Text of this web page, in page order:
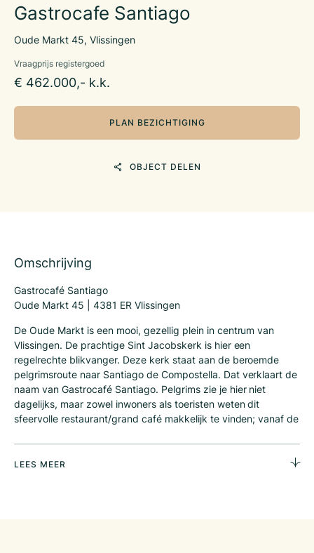
Gastrocafe Santiago
Oude Markt 45, Vlissingen
Vraagprijs registergoed
€ 462.000,- k.k.
PLAN BEZICHTIGING
OBJECT DELEN
Omschrijving
Gastrocafé Santiago
Oude Markt 45 | 4381 ER Vlissingen
De Oude Markt is een mooi, gezellig plein in centrum van
Vlissingen. De prachtige Sint Jacobskerk is hier een
regelrechte blikvanger. Deze kerk staat aan de beroemde
pelgrimsroute naar Santiago de Compostella. Dat verklaart de
naam van Gastrocafé Santiago. Pelgrims zie je hier niet
dagelijks, maar zowel inwoners als toeristen weten dit
sfeervolle restaurant/grand café makkelijk te vinden; vanaf de
Gastrocafé Santiago heeft een zeer gunstige ligging aan de
LEES MEER